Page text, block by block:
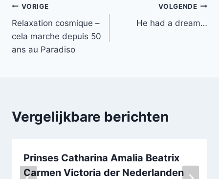
Bericht
navigatie
VORIGE
Relaxation cosmique –
cela marche depuis 50
ans au Paradiso
VOLGENDE
He had a dream…
Vergelijkbare berichten
Prinses Catharina Amalia Beatrix
Carmen Victoria der Nederlanden